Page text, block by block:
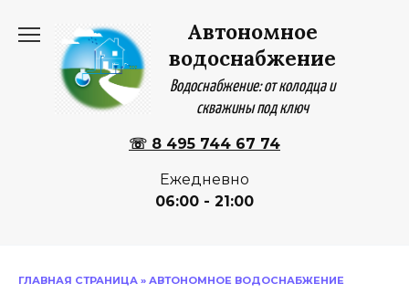
содержанию
Автономное
водоснабжение
Водоснабжение: от колодца и
скважины под ключ
☏ 8 495 744 67 74
Ежедневно
06:00 - 21:00
ГЛАВНАЯ СТРАНИЦА » АВТОНОМНОЕ ВОДОСНАБЖЕНИЕ